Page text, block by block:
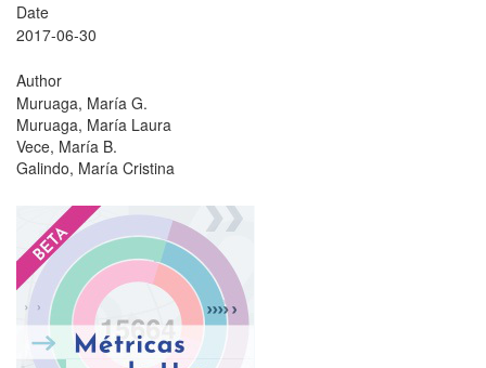
Date
2017-06-30
Author
Muruaga, María G.
Muruaga, María Laura
Vece, María B.
Galindo, María Cristina
?